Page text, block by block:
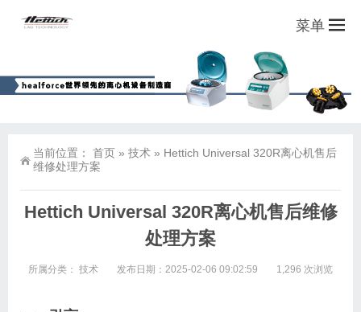
菜单
当前位置： 首页 » 技术 » Hettich Universal 320R离心机售后
维修处理方案
Hettich Universal 320R离心机售后维修
处理方案
所属分类： 技术 发布日期：2025-02-06 09:02:59 1,296 次浏览